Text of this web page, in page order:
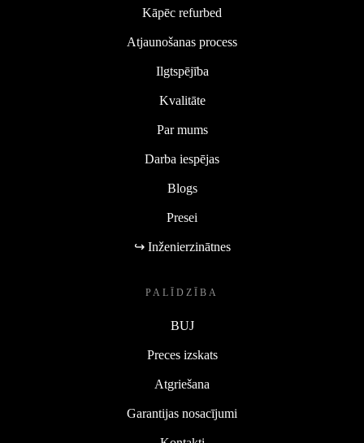
Kāpēc refurbed
Atjaunošanas process
Ilgtspējība
Kvalitāte
Par mums
Darba iespējas
Blogs
Presei
↪ Inženierzinātnes
PALĪDZĪBA
BUJ
Preces izskats
Atgriešana
Garantijas nosacījumi